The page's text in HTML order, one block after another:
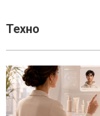
Техно